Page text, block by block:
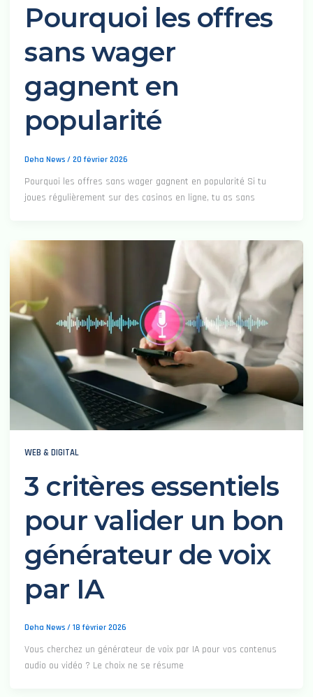
Pourquoi les offres
sans wager
gagnent en
popularité
Deha News / 20 février 2026
Pourquoi les offres sans wager gagnent en popularité Si tu
joues régulièrement sur des casinos en ligne, tu as sans
WEB & DIGITAL
3 critères essentiels
pour valider un bon
générateur de voix
par IA
Deha News / 18 février 2026
Vous cherchez un générateur de voix par IA pour vos contenus
audio ou vidéo ? Le choix ne se résume